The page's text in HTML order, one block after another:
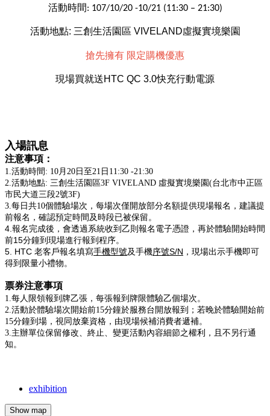
活動時間: 107/10/20 -10/21 (11:30 – 21:30)
活動地點: 三創生活園區 VIVELAND虛擬實境樂園
搶先擁有 限定購機優惠
現場買就送HTC QC 3.0快充行動電源
入場訊息
注意事項：
1.活動時間: 10月20日至21日11:30 -21:30
2.活動地點: 三創生活園區3F VIVELAND 虛擬實境樂園(台北市中正區
市民大道三段2號3F)
3.每日共10個體驗場次，每場次僅開放部分名額提供現場報名，建議提
前報名，確認預定時間及時段已被保留。
4.報名完成後，會透過系統收到乙則報名電子憑證，再於體驗開始時間
前15分鐘到現場進行報到程序。
5. HTC 老客戶報名填寫手機型號及手機序號S/N ， 現場出示手機即可
得到限量小禮物。
票券注意事項
1.每人限領報到牌乙張，每張報到牌限體驗乙個場次。
2.活動於體驗場次開始前15分鐘於服務台開放報到；若晚於體驗開始前
15分鐘到場，視同放棄資格，由現場候補消費者遞補。
3.主辦單位保留修改、終止、變更活動內容細節之權利，且不另行通
知。
exhibition
Show map